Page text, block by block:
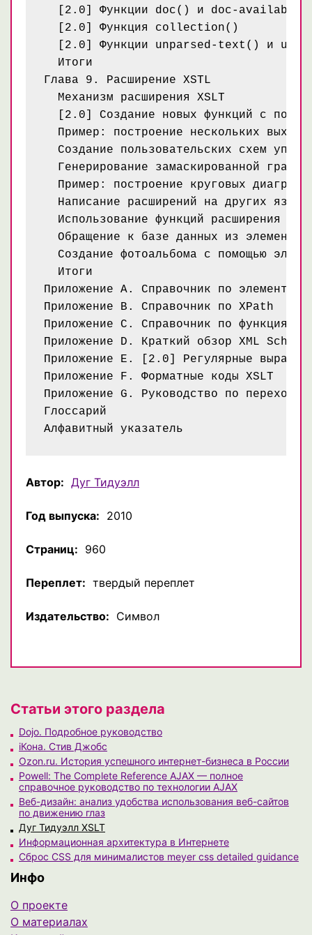
[2.0] Функции doc() и doc-
  [2.0] Функция collection()
[2.0] Функции unparsed-text() и
  Итоги
Глава 9. Расширение XSTL
  Механизм расширения XSLT
[2.0] Создание новых функций с
Пример: построение нескольких
Создание пользовательских схем
Генерирование замаскированной
Пример: построение круговых
Написание расширений на других
Использование функций расширения из
Обращение к базе данных из элемента
Создание фотоальбома с помощью
  Итоги
Приложение A. Справочник по элементам
Приложение B. Справочник по XPath
Приложение C. Справочник по функциям
Приложение D. Краткий обзор XML Schema
Приложение E. [2.0] Регулярные
Приложение F. Форматные коды XSLT
Приложение G. Руководство по переходу
Глоссарий
Автор: Дуг Тидуэлл
Год выпуска: 2010
Страниц: 960
Переплет: твердый переплет
Издательство: Символ
Статьи этого раздела
Dojo. Подробное руководство
iКона. Стив Джобс
Ozon.ru. История успешного интернет-бизнеса в России
Powell: The Complete Reference AJAX — полное
справочное руководство по технологии AJAX
Веб-дизайн: анализ удобства использования веб-сайтов
по движению глаз
Дуг Тидуэлл XSLT
Информационная архитектура в Интернете
Сброс CSS для минималистов meyer css detailed guidance
Инфо
О проекте
О материалах